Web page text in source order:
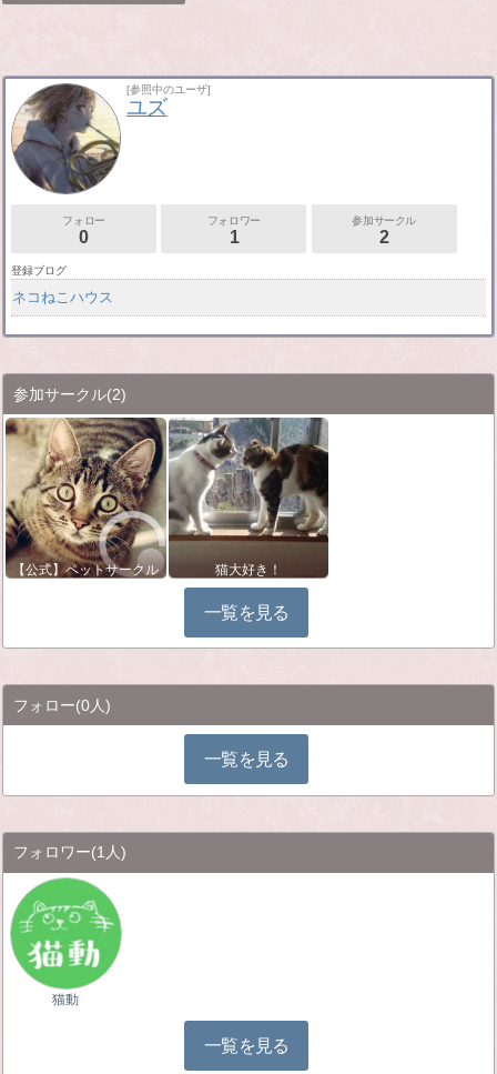
[参照中のユーザ]
ユズ
フォロー
0
フォロワー
1
参加サークル
2
登録ブログ
ネコねこハウス
参加サークル(2)
【公式】ペットサークル 猫大好き！
一覧を見る
フォロー(0人)
一覧を見る
フォロワー(1人)
猫動
一覧を見る